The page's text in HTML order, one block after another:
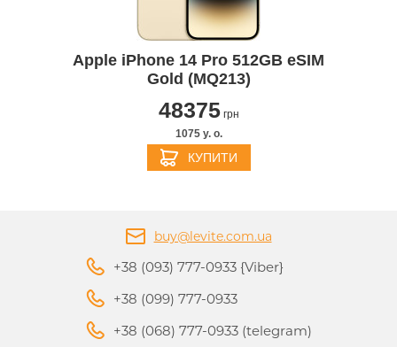
Apple iPhone 14 Pro 512GB eSIM
Gold (MQ213)
48375грн
1075 y. о.
КУПИТИ
buy@levite.com.ua
+38 (093) 777-0933 {Viber}
+38 (099) 777-0933
+38 (068) 777-0933 (telegram)